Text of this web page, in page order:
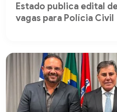
Estado publica edital
vagas para Polícia Civil